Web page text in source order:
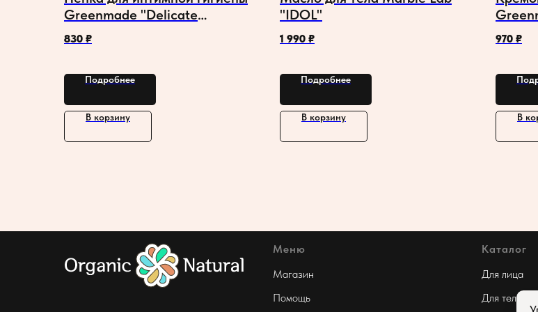
Greenmade "Delicate
Intimate"
830 ₽
Подробнее
В корзину
"IDOL"
1 990 ₽
Подробнее
В корзину
970 ₽
В
Меню
Магазин
Помощь
Каталог
Для лица
Для тела